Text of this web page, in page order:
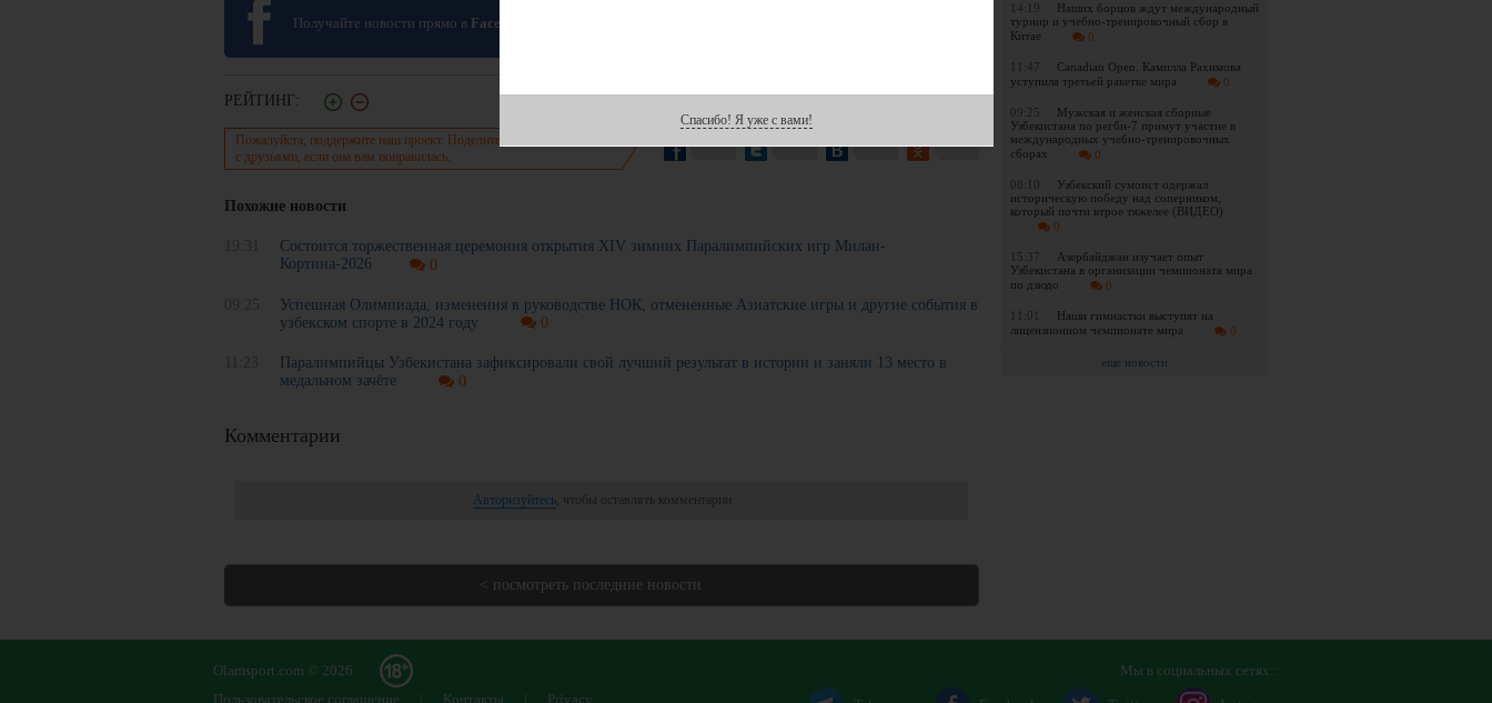
14:19
Наших борцов ждут международный
турнир и учебно-тренировочный сбор в
Китае
0
11:47
Canadian Open. Камилла Рахимова
уступила третьей ракетке мира
0
09:25
Мужская и женская сборные
Узбекистана по регби-7 примут участие в
международных учебно-тренировочных
сборах
0
08:10
Узбекский сумоист одержал
историческую победу над соперником,
который почти втрое тяжелее (ВИДЕО)
0
15:37
Азербайджан изучает опыт
Узбекистана в организации чемпионата мира
по дзюдо
0
11:01
Наши гимнастки выступят на
лицензионном чемпионате мира
0
еще новости
Получайте новости прямо в Facebook
РЕЙТИНГ:
Пожалуйста, поддержите наш проект. Поделитесь данной новостью
с друзьями, если она вам понравилась.
Похожие новости
Состоится торжественная церемония открытия XIV зимних Паралимпийских игр Милан-
Кортина-2026
0
Успешная Олимпиада, изменения в руководстве НОК, отмененные Азиатские игры и другие события в
узбекском спорте в 2024 году
0
Паралимпийцы Узбекистана зафиксировали свой лучший результат в истории и заняли 13 место в
медальном зачёте
0
Комментарии
Авторизуйтесь, чтобы оставлять комментарии
< посмотреть последние новости
Мы в социальных сетях::
Olamsport.com © 2026
Пользовательское соглашение
| Контакты | Privacy
Спасибо! Я уже с вами!